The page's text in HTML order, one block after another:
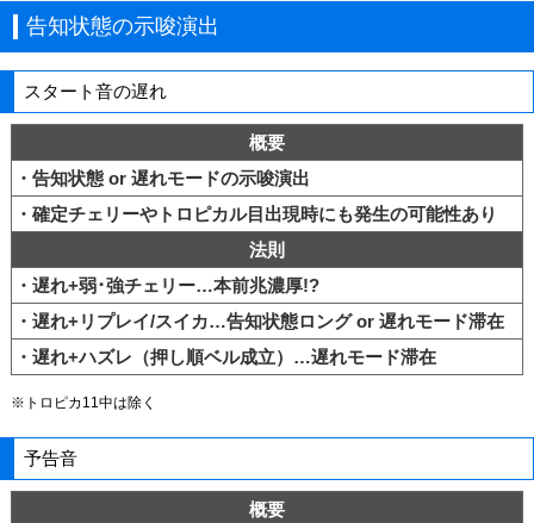
告知状態の示唆演出
スタート音の遅れ
概要
・告知状態 or 遅れモードの示唆演出
・確定チェリーやトロピカル目出現時にも発生の可能性あり
法則
・遅れ+弱･強チェリー…本前兆濃厚!?
・遅れ+リプレイ/スイカ…告知状態ロング or 遅れモード滞在
・遅れ+ハズレ（押し順ベル成立）…遅れモード滞在
※トロピカ11中は除く
予告音
概要